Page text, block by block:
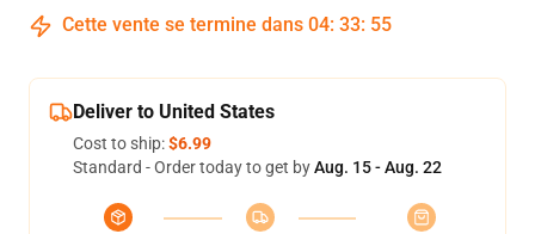
Cette vente se termine dans 04: 33: 54
Deliver to United States
Cost to ship:$6.99
Standard - Order today to get byAug. 15 - Aug. 22